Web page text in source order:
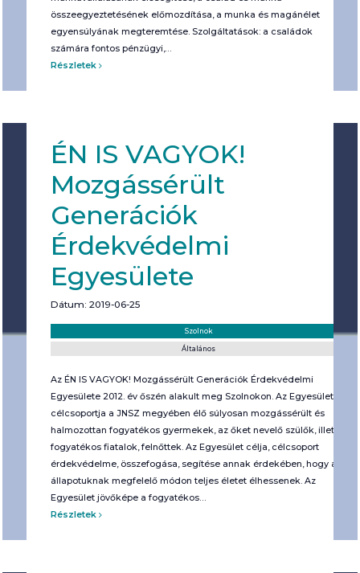
összeegyeztetésének előmozdítása, a munka és magánélet
egyensúlyának megteremtése. Szolgáltatások: a családok
számára fontos pénzügyi,…
Részletek
ÉN IS VAGYOK!
Mozgássérült
Generációk
Érdekvédelmi
Egyesülete
Dátum: 2019-06-25
Szolnok
Általános
Az ÉN IS VAGYOK! Mozgássérült Generációk Érdekvédelmi
Egyesülete 2012. év őszén alakult meg Szolnokon. Az Egyesület
célcsoportja a JNSZ megyében élő súlyosan mozgássérült és
halmozottan fogyatékos gyermekek, az őket nevelő szülők, illetve
fogyatékos fiatalok, felnőttek. Az Egyesület célja, célcsoport
érdekvédelme, összefogása, segítése annak érdekében, hogy az
állapotuknak megfelelő módon teljes életet élhessenek. Az
Egyesület jövőképe a fogyatékos…
Részletek